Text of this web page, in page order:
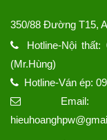
350/88 Đường T15,
Hotline-Nội
(Mr.Hùng)
Hotline-Ván ép:
Email: